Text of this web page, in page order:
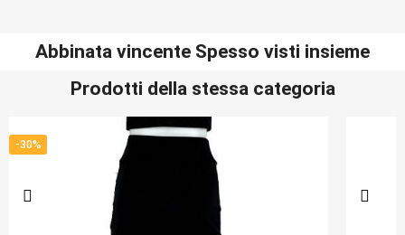
Abbinata vincente Spesso visti insieme
Prodotti della stessa categoria
-30%